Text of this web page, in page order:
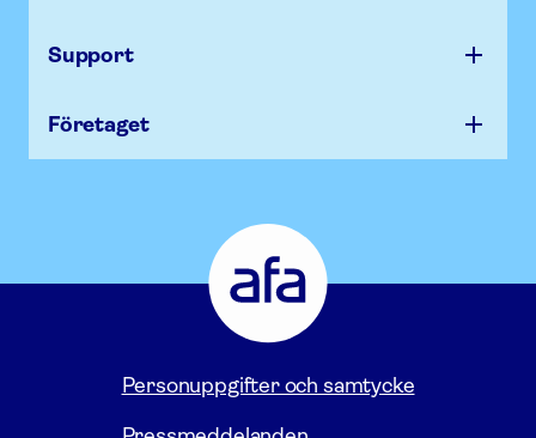
Support
Företaget
Afa Försäkring - Gå till startsidan
Personuppgifter och samtycke